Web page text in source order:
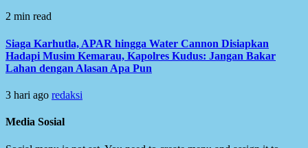
2 min read
Siaga Karhutla, APAR hingga Water Cannon Disiapkan
Hadapi Musim Kemarau, Kapolres Kudus: Jangan Bakar
Lahan dengan Alasan Apa Pun
3 hari ago redaksi
Media Sosial